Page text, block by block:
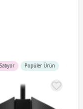
Popüler Ürün